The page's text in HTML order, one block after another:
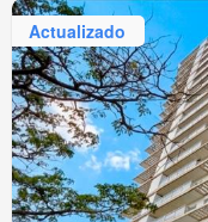
Actualizado